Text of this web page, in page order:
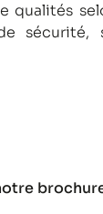
qualités
sécurité,